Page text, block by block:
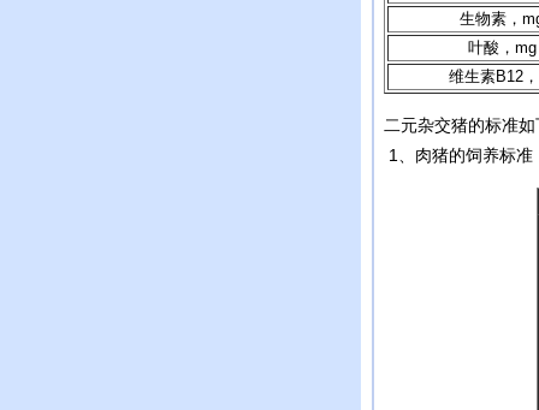
生物素，
叶酸，mg
维生素B12
二元杂交猪的标准如
1、肉猪的饲养标